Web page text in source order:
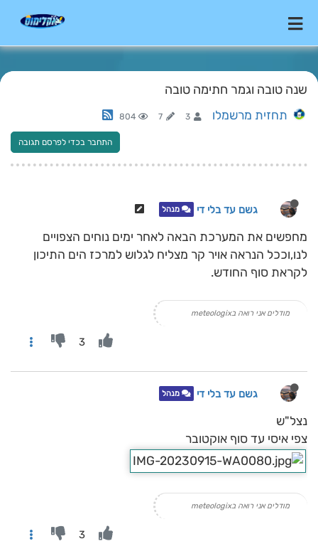
שנה טובה וגמר חתימה טובה
תחזית מרשמלו 3
7
804
התחבר בכדי לפרסם תגובה
גשם עד בלי די מנהל
מחפשים את המערכת הבאה לאחר ימים נוחים הצפויים
לנו,וככל הנראה אויר קר מצליח לגלוש למרכז הים התיכון
לקראת סוף החודש.
מודלים אני רואה בmeteologix
3
גשם עד בלי די מנהל
נצל"ש
צפי איסי עד סוף אוקטובר
מודלים אני רואה בmeteologix
3